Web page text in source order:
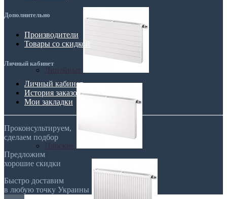
Дополнительно
Производители
Товары со скидкой
Личный кабинет
Личный кабинет
История заказов
Мои закладки
Проконсультируем,
сделаем подбор
Предложим
хорошие скидки
Быстро доставим
в любую точку Украины